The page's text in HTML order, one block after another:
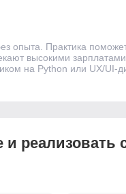
опыта. Практика
высокими
на Python или UX/
реализовать